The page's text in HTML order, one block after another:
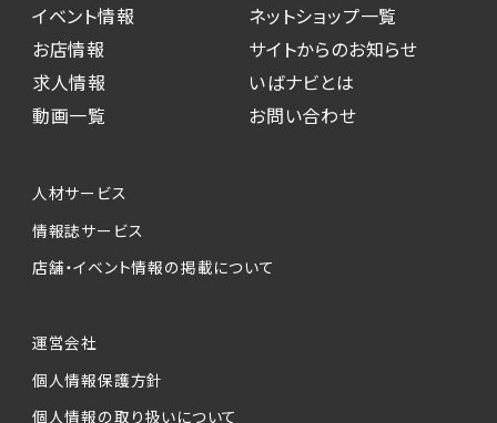
イベント情報
お店情報
求人情報
動画一覧
ネットショップ一覧
サイトからのお知らせ
いばナビとは
お問い合わせ
人材サービス
情報誌サービス
店舗・イベント情報の掲載について
運営会社
個人情報保護方針
個人情報の取り扱いについて